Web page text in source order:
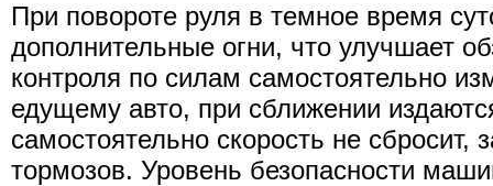
При повороте руля в темное время
дополнительные огни, что улучшает
контроля по силам самостоятельно
едущему авто, при сближении
самостоятельно скорость не сбросит,
тормозов. Уровень безопасности